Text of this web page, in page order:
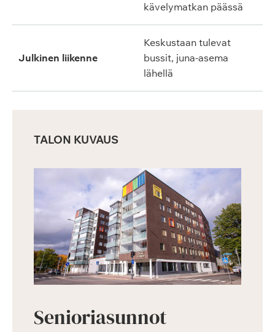
kävelymatkan päässä
Julkinen liikenne
Keskustaan tulevat
bussit, juna-asema
lähellä
TALON KUVAUS
Senioriasunnot